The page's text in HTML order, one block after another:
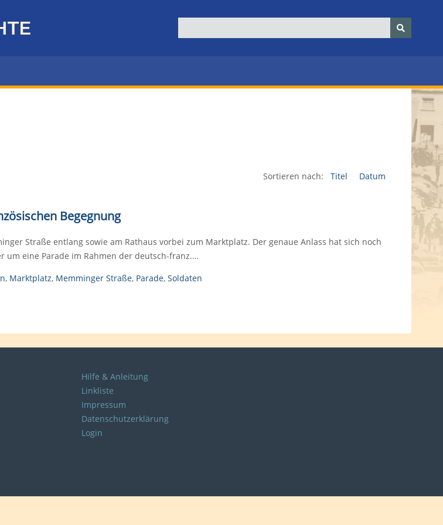
Sortieren nach: Titel Datum
Begegnung
Straße entlang sowie am Rathaus vorbei zum Marktplatz. Der genaue Anlass hat sich noch
um eine Parade im Rahmen der deutsch-franz.…
, Marktplatz, Memminger Straße, Parade, Soldaten
Hilfe & Anleitung
Linkliste
Impressum
Datenschutzerklärung
Login